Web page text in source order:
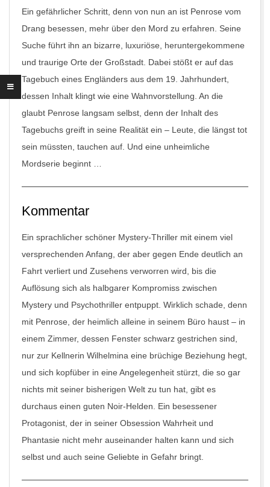
Ein gefährlicher Schritt, denn von nun an ist Penrose vom
Drang besessen, mehr über den Mord zu erfahren. Seine
Suche führt ihn an bizarre, luxuriöse, heruntergekommene
und traurige Orte der Großstadt. Dabei stößt er auf das
Tagebuch eines Engländers aus dem 19. Jahrhundert,
dessen Inhalt klingt wie eine Wahnvorstellung. An die
glaubt Penrose langsam selbst, denn der Inhalt des
Tagebuchs greift in seine Realität ein – Leute, die längst tot
sein müssten, tauchen auf. Und eine unheimliche
Mordserie beginnt …
Kommentar
Ein sprachlicher schöner Mystery-Thriller mit einem viel
versprechenden Anfang, der aber gegen Ende deutlich an
Fahrt verliert und Zusehens verworren wird, bis die
Auflösung sich als halbgarer Kompromiss zwischen
Mystery und Psychothriller entpuppt. Wirklich schade, denn
mit Penrose, der heimlich alleine in seinem Büro haust – in
einem Zimmer, dessen Fenster schwarz gestrichen sind,
nur zur Kellnerin Wilhelmina eine brüchige Beziehung hegt,
und sich kopfüber in eine Angelegenheit stürzt, die so gar
nichts mit seiner bisherigen Welt zu tun hat, gibt es
durchaus einen guten Noir-Helden. Ein besessener
Protagonist, der in seiner Obsession Wahrheit und
Phantasie nicht mehr auseinander halten kann und sich
selbst und auch seine Geliebte in Gefahr bringt.